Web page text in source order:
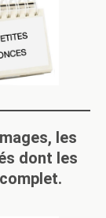
les
dont les